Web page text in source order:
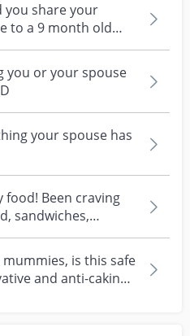
you share your
to a 9 month old
you or your spouse
your spouse has
food! Been craving
sandwiches,
is this safe
and anti-caking